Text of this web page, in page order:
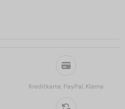
Kreditkarte, PayPal, Klarna